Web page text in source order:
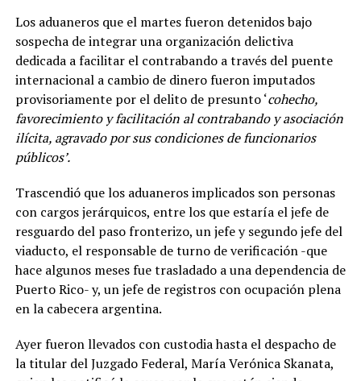
Los aduaneros que el martes fueron detenidos bajo
sospecha de integrar una organización delictiva
dedicada a facilitar el contrabando a través del puente
internacional a cambio de dinero fueron imputados
provisoriamente por el delito de presunto ‘cohecho,
favorecimiento y facilitación al contrabando y asociación
ilícita, agravado por sus condiciones de funcionarios
públicos’.
Trascendió que los aduaneros implicados son personas
con cargos jerárquicos, entre los que estaría el jefe de
resguardo del paso fronterizo, un jefe y segundo jefe del
viaducto, el responsable de turno de verificación -que
hace algunos meses fue trasladado a una dependencia de
Puerto Rico- y, un jefe de registros con ocupación plena
en la cabecera argentina.
Ayer fueron llevados con custodia hasta el despacho de
la titular del Juzgado Federal, María Verónica Skanata,